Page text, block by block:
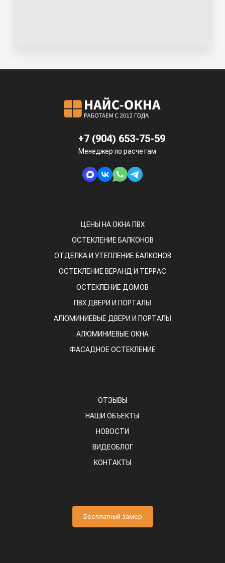
+7 (904) 653-75-59
Менеджер по расчетам
ЦЕНЫ НА ОКНА ПВХ
ОСТЕКЛЕНИЕ БАЛКОНОВ
ОТДЕЛКА И УТЕПЛЕНИЕ БАЛКОНОВ
ОСТЕКЛЕНИЕ ВЕРАНД И ТЕРРАС
ОСТЕКЛЕНИЕ ДОМОВ
ПВХ ДВЕРИ И ПОРТАЛЫ
АЛЮМИНИЕВЫЕ ДВЕРИ И ПОРТАЛЫ
АЛЮМИНИЕВЫЕ ОКНА
ФАСАДНОЕ ОСТЕКЛЕНИЕ
ОТЗЫВЫ
НАШИ ОБЪЕКТЫ
НОВОСТИ
ВИДЕОБЛОГ
КОНТАКТЫ
Бесплатный замер